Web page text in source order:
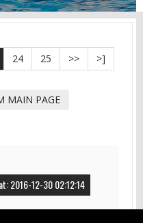
24 25 >> >]
MAIN PAGE
2016-12-30 02:12:14